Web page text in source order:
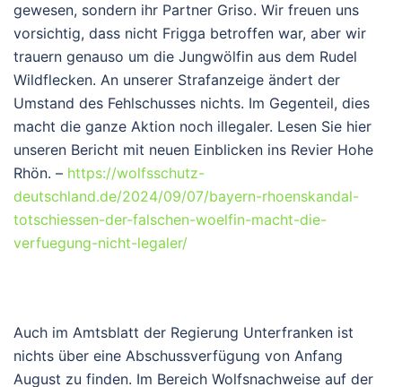
gewesen, sondern ihr Partner Griso. Wir freuen uns
vorsichtig, dass nicht Frigga betroffen war, aber wir
trauern genauso um die Jungwölfin aus dem Rudel
Wildflecken. An unserer Strafanzeige ändert der
Umstand des Fehlschusses nichts. Im Gegenteil, dies
macht die ganze Aktion noch illegaler. Lesen Sie hier
unseren Bericht mit neuen Einblicken ins Revier Hohe
Rhön. – https://wolfsschutz-
deutschland.de/2024/09/07/bayern-rhoenskandal-
totschiessen-der-falschen-woelfin-macht-die-
verfuegung-nicht-legaler/
Auch im Amtsblatt der Regierung Unterfranken ist
nichts über eine Abschussverfügung von Anfang
August zu finden. Im Bereich Wolfsnachweise auf der